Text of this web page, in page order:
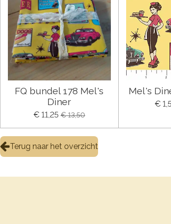
FQ bundel 178 Mel's
Diner
€ 11,25 € 13,50
Mel's
€
Terug naar het overzicht